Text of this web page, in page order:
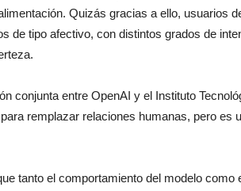
Quizás gracias a ello, usuarios
de tipo afectivo, con distintos grados de
conjunta entre OpenAI y el Instituto
remplazar relaciones humanas, pero es
tanto el comportamiento del modelo como